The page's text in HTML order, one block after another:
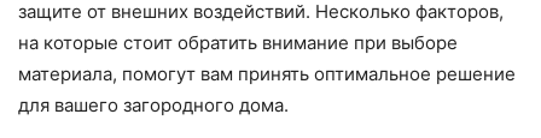
защите от внешних воздействий. Несколько факторов,
на которые стоит обратить внимание при выборе
материала, помогут вам принять оптимальное решение
для вашего загородного дома.